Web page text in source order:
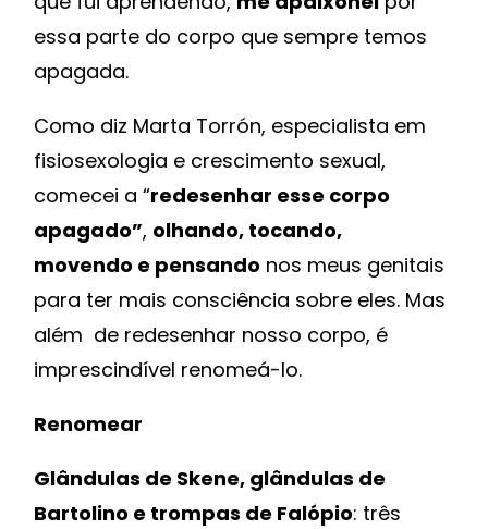
essa parte do corpo que sempre temos
apagada.
Como diz Marta Torrón, especialista em
fisiosexologia e crescimento sexual,
comecei a “redesenhar esse corpo
apagado”, olhando, tocando,
movendo e pensando nos meus genitais
para ter mais consciência sobre eles. Mas
além de redesenhar nosso corpo, é
imprescindível renomeá-lo.
Renomear
Glândulas de Skene, glândulas de
Bartolino e trompas de Falópio: três